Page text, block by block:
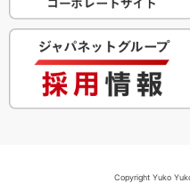
Copyright Yuko